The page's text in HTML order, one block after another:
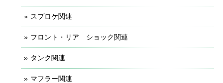
スプロケ関連
フロント・リア ショック関連
タンク関連
マフラー関連